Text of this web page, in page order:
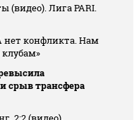
(видео). Лига PARI.
нет конфликта. Нам
срыв трансфера